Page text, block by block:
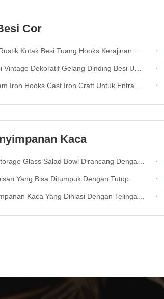
Cor
Kotak Besi Tuang Hooks Kerajinan Besi Tuang
Dekoratif Gelang Dinding Besi Untuk Rumah
Iron Hooks Cast Iron Craft Untuk Entrance
Kaca
Dengan Hand Blown Crystal Glass Dan Stand Kayu Padat Mempamerkan Puncak Dasar Yang Meningkatkan Pengalaman Makan
Yang Bisa Ditumpuk Dengan Tutup
Kaca Yang Dihiasi Dengan Telinga Pegangan Untuk Pendingin Es